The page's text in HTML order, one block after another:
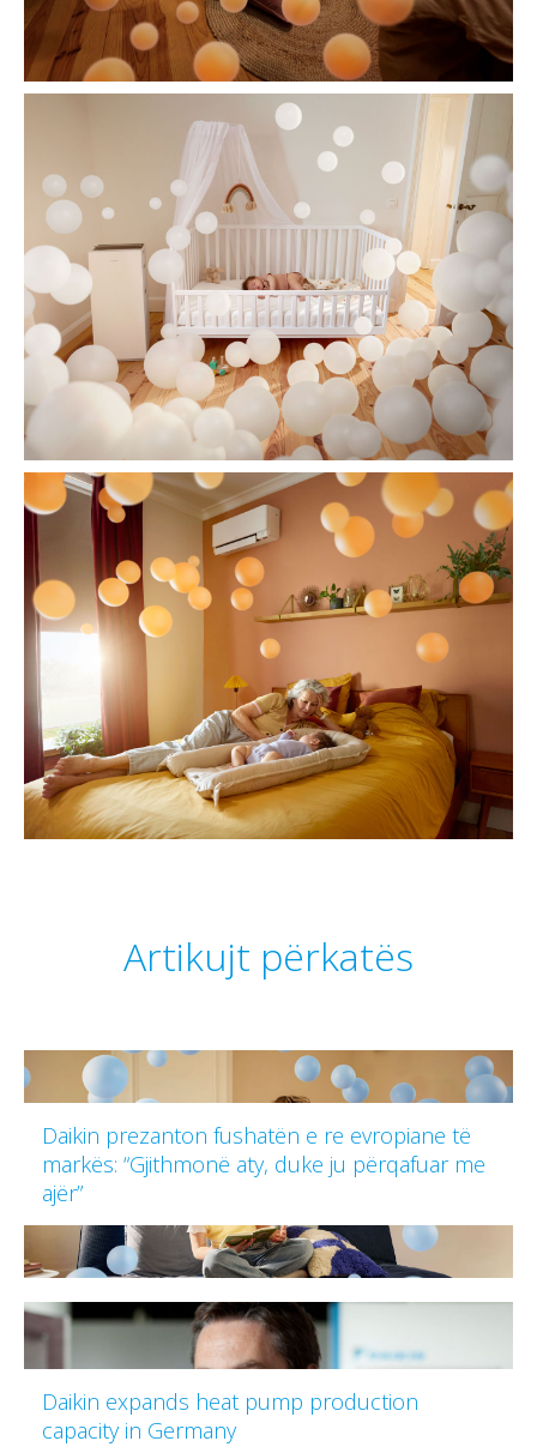
Artikujt përkatës
Daikin prezanton fushatën e re evropiane të
markës: “Gjithmonë aty, duke ju përqafuar me
ajër”
Daikin expands heat pump production
capacity in Germany